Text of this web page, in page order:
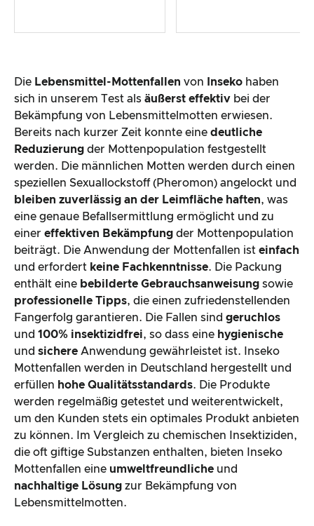
Die Lebensmittel-Mottenfallen von Inseko haben
sich in unserem Test als äußerst effektiv bei der
Bekämpfung von Lebensmittelmotten erwiesen.
Bereits nach kurzer Zeit konnte eine deutliche
Reduzierung der Mottenpopulation festgestellt
werden. Die männlichen Motten werden durch einen
speziellen Sexuallockstoff (Pheromon) angelockt und
bleiben zuverlässig an der Leimfläche haften, was
eine genaue Befallsermittlung ermöglicht und zu
einer effektiven Bekämpfung der Mottenpopulation
beiträgt. Die Anwendung der Mottenfallen ist einfach
und erfordert keine Fachkenntnisse. Die Packung
enthält eine bebilderte Gebrauchsanweisung sowie
professionelle Tipps, die einen zufriedenstellenden
Fangerfolg garantieren. Die Fallen sind geruchlos
und 100% insektizidfrei, so dass eine hygienische
und sichere Anwendung gewährleistet ist. Inseko
Mottenfallen werden in Deutschland hergestellt und
erfüllen hohe Qualitätsstandards. Die Produkte
werden regelmäßig getestet und weiterentwickelt,
um den Kunden stets ein optimales Produkt anbieten
zu können. Im Vergleich zu chemischen Insektiziden,
die oft giftige Substanzen enthalten, bieten Inseko
Mottenfallen eine umweltfreundliche und
nachhaltige Lösung zur Bekämpfung von
Lebensmittelmotten.